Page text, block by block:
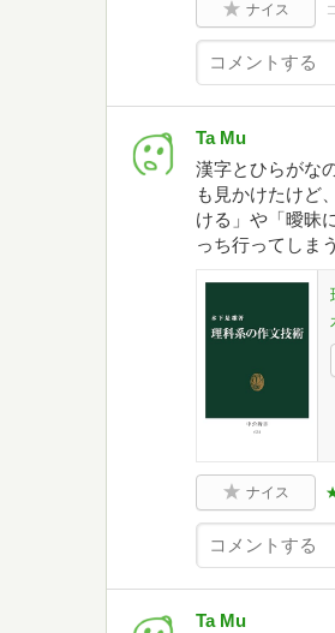
ナイス
Ta Mu
漢字とひらがな
も見かけたけど
ける」や「曖昧
っち行ってしま
ナイス
Ta Mu